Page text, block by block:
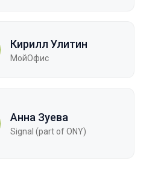
Кирилл Улитин
МойОфис
Анна Зуева
Signal (part of ONY)